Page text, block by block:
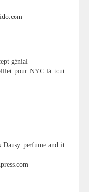
génial
pour NYC là tout
Dausy perfume and it